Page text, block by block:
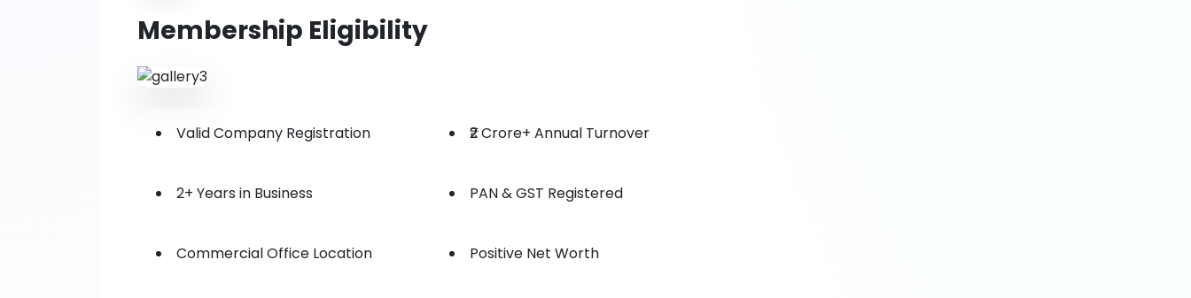
Membership Eligibility
Valid Company Registration
2+ Years in Business
Commercial Office Location
₹2 Crore+ Annual Turnover
PAN & GST Registered
Positive Net Worth